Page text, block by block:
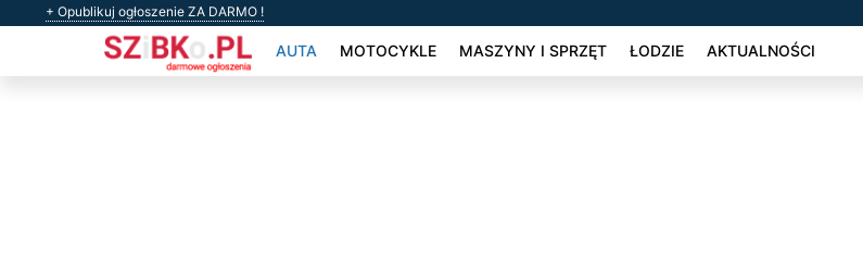
+ Opublikuj ogłoszenie ZA DARMO !
AUTA MOTOCYKLE MASZYNY I SPRZĘT ŁODZIE AKTUALNOŚCI